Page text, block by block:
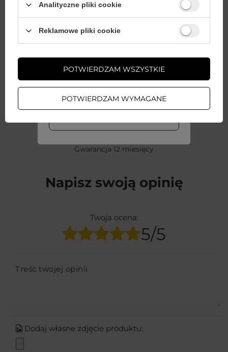
Potrzebujesz pomocy? Masz
pytania?
odpowiemy niezwłocznie,
odpowiedzi publikując dla
innych.
ZADAJ PYTANIE
AKCESORIA GSM
Gwarancja 12 miesięcy
Napisz swoją opinię
Twoja ocena:
5/5
Treść twojej opinii
Dodaj własne zdjęcie produktu:
Wystarczy założyć konto
odblokować zniżki na kolejne
ZAŁÓŻ KONTO
Analityczne pliki cookie
Reklamowe pliki cookie
POTWIERDZAM WYMAGANE
POTWIERDZAM WSZYSTKIE